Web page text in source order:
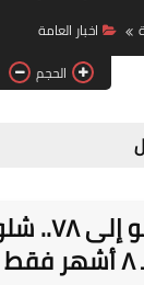
قسم
قطع
اخبار العامة
الحجم
من ١٤٨